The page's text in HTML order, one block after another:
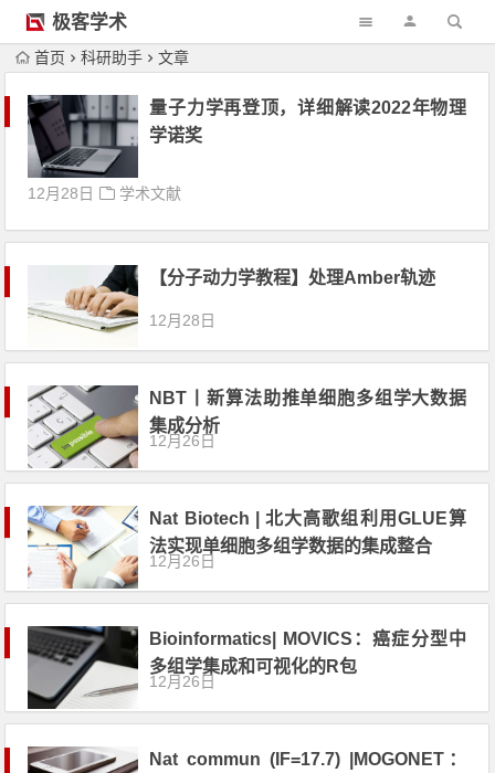
极客学术
首页 科研助手 文章
量子力学再登顶，详细解读2022年物理
学诺奖
12月28日 学术文献
【分子动力学教程】处理Amber轨迹
12月28日
NBT丨新算法助推单细胞多组学大数据
集成分析
12月26日
Nat Biotech | 北大高歌组利用GLUE算
法实现单细胞多组学数据的集成整合
12月26日
Bioinformatics| MOVICS：癌症分型中
多组学集成和可视化的R包
12月26日
Nat commun (IF=17.7) |MOGONET：